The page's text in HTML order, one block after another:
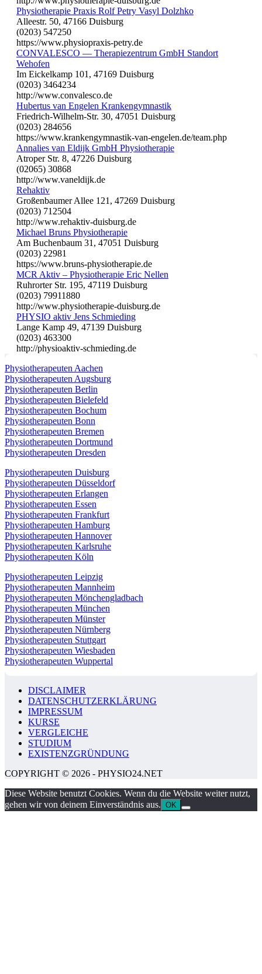
Physiotherapie Praxis Rolf Petry Vasyl Dolzhko
Alleestr. 50, 47166 Duisburg
(0203) 547250
https://www.physiopraxis-petry.de
CONVALESCO — Therapiezentrum GmbH Standort
Wehofen
Im Eickelkamp 101, 47169 Duisburg
(0203) 3464234
http://www.convalesco.de
Hubertus van Engelen Krankengymnastik
Friedrich-Wilhelm-Str. 30, 47051 Duisburg
(0203) 284656
https://www.krankengymnastik-van-engelen.de/team.php
Annalies van Eldijk GmbH Physiotherapie
Atroper Str. 8, 47226 Duisburg
(02065) 30868
http://www.vaneldijk.de
Rehaktiv
Großenbaumer Allee 121, 47269 Duisburg
(0203) 712504
http://www.rehaktiv-duisburg.de
Michael Bruns Physiotherapie
Am Buchenbaum 31, 47051 Duisburg
(0203) 22981
https://www.bruns-physiotherapie.de
MCR Aktiv – Physiotherapie Eric Nellen
Ruhrorter Str. 195, 47119 Duisburg
(0203) 79911880
http://www.physiotherapie-duisburg.de
PHYSIO aktiv Jens Schmieding
Lange Kamp 49, 47139 Duisburg
(0203) 463300
http://physioaktiv-schmieding.de
Physiotherapeuten Aachen
Physiotherapeuten Augsburg
Physiotherapeuten Berlin
Physiotherapeuten Bielefeld
Physiotherapeuten Bochum
Physiotherapeuten Bonn
Physiotherapeuten Bremen
Physiotherapeuten Dortmund
Physiotherapeuten Dresden
Physiotherapeuten Duisburg
Physiotherapeuten Düsseldorf
Physiotherapeuten Erlangen
Physiotherapeuten Essen
Physiotherapeuten Frankfurt
Physiotherapeuten Hamburg
Physiotherapeuten Hannover
Physiotherapeuten Karlsruhe
Physiotherapeuten Köln
Physiotherapeuten Leipzig
Physiotherapeuten Mannheim
Physiotherapeuten Mönchengladbach
Physiotherapeuten München
Physiotherapeuten Münster
Physiotherapeuten Nürnberg
Physiotherapeuten Stuttgart
Physiotherapeuten Wiesbaden
Physiotherapeuten Wuppertal
DISCLAIMER
DATENSCHUTZERKLÄRUNG
IMPRESSUM
KURSE
VERGLEICHE
STUDIUM
EXISTENZGRÜNDUNG
COPYRIGHT © 2026 - PHYSIO24.NET
Diese Website benutzt Cookies. Wenn du die Website weiter nutzt,
gehen wir von deinem Einverständnis aus. OK